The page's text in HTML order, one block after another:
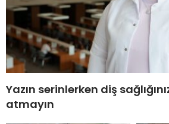
Yazın serinlerken diş
atmayın